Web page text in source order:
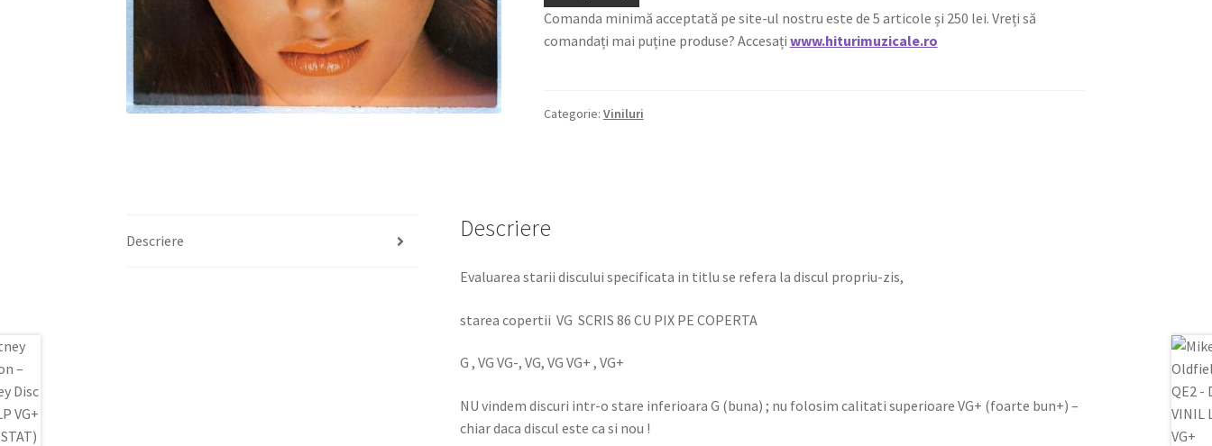
Comanda minimă acceptată pe site-ul nostru este de 5 articole și 250 lei. Vreți să
comandați mai puține produse? Accesați www.hiturimuzicale.ro
Categorie: Viniluri
Descriere Descriere
Evaluarea starii discului specificata in titlu se refera la discul propriu-zis,
starea copertii VG SCRIS 86 CU PIX PE COPERTA
G , VG VG-, VG, VG VG+ , VG+
NU vindem discuri intr-o stare inferioara G (buna) ; nu folosim calitati superioare VG+ (foarte bun+) –
chiar daca discul este ca si nou !